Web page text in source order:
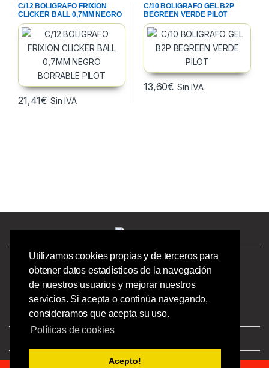
Utilizamos cookies propias y de terceros para
obtener datos estadísticos de la navegación
de nuestros usuarios y mejorar nuestros
servicios. Si acepta o continúa navegando,
consideramos que acepta su uso.
Políticas de cookies
Acepto!
PAPELERIA
C/12 BOLIGRAFO FRIXION
CLICKER BALL 0,7MM NEGRO
BORRABLE PILOT
21,41€ Sin IVA
PAPELERIA
C/10 BOLIGRAFO GEL B2P
BEGREEN VERDE PILOT
13,60€ Sin IVA
¿Tienes preguntas? ¡Llámanos!
986244723 |
Calle Barcelona 41,
Bajo Izquierdo,
Vigo - Pontevedra.